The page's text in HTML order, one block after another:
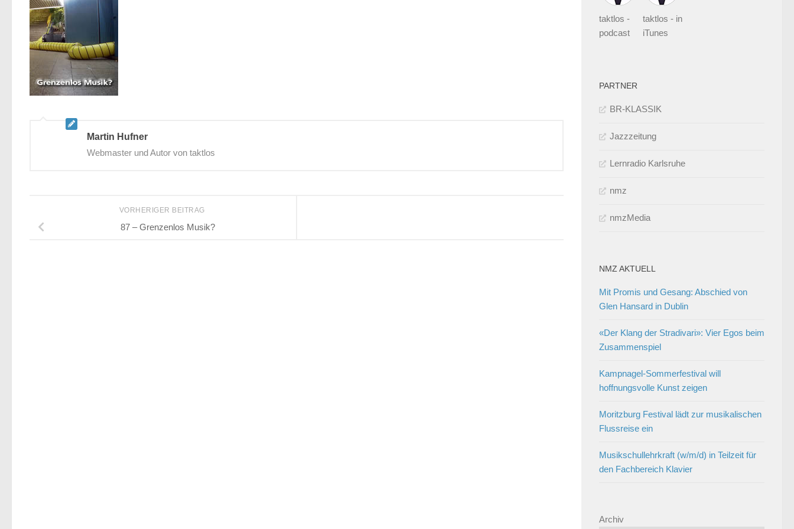
Martin Hufner
Webmaster und Autor von taktlos
VORHERIGER BEITRAG
87 – Grenzenlos Musik?
taktlos -
podcast
taktlos - in
iTunes
PARTNER
BR-KLASSIK
Jazzzeitung
Lernradio Karlsruhe
nmz
nmzMedia
NMZ AKTUELL
Mit Promis und Gesang: Abschied von
Glen Hansard in Dublin
«Der Klang der Stradivari»: Vier Egos beim
Zusammenspiel
Kampnagel-Sommerfestival will
hoffnungsvolle Kunst zeigen
Moritzburg Festival lädt zur musikalischen
Flussreise ein
Musikschullehrkraft (w/m/d) in Teilzeit für
den Fachbereich Klavier
Archiv